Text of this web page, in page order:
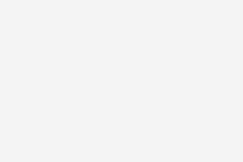
fundamentó la burocracia y los
principios en la cultura visual,
relación con el saber en forma
especializados para concebir el
y a reemplazar
XIX, los estudios sociales